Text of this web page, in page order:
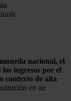
nacional, el
ingresos por el
contexto de alta
en un